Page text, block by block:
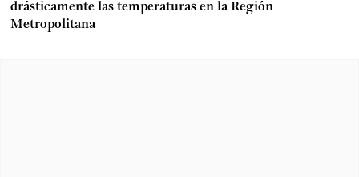
drásticamente las temperaturas en la Región
Metropolitana